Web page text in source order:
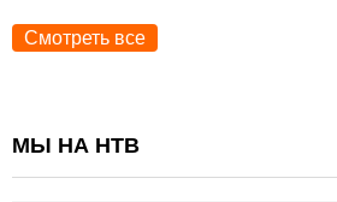
Смотреть все
МЫ НА НТВ